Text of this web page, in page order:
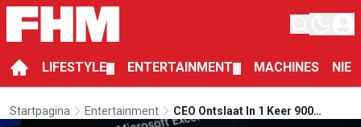
LIFESTYLE ENTERTAINMENT MACHINES
Startpagina Entertainment
CEO Ontslaat In 1 Keer 900